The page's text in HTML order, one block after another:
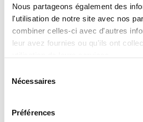
Nous partageons également des
l'utilisation de notre site avec nos
combiner celles-ci avec d'autres
leur avez fournies ou qu'ils ont
Nécessaires
Préférences
Faire un test respiratoire dès 35-40
maladie au plus tôt.
Adopter une bonne hygiène de vie :
Si vous ressentez des symptômes ou
n’attendez pas ! Consultez un